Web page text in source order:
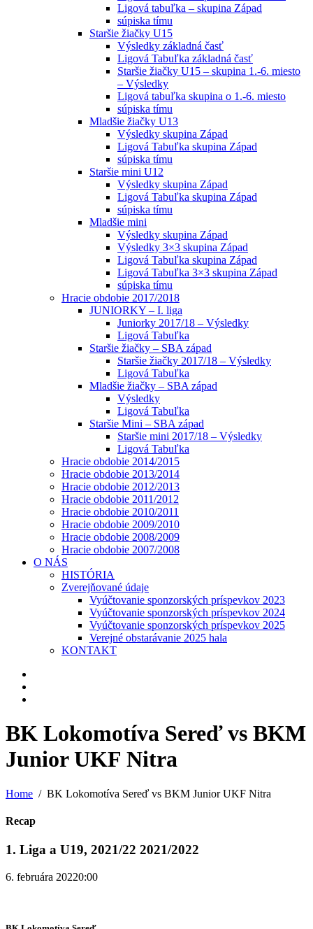
Ligová tabuľka – skupina Západ
súpiska tímu
Staršie žiačky U15
Výsledky základná časť
Ligová Tabuľka základná časť
Staršie žiačky U15 – skupina 1.-6. miesto
– Výsledky
Ligová tabuľka skupina o 1.-6. miesto
súpiska tímu
Mladšie žiačky U13
Výsledky skupina Západ
Ligová Tabuľka skupina Západ
súpiska tímu
Staršie mini U12
Výsledky skupina Západ
Ligová Tabuľka skupina Západ
súpiska tímu
Mladšie mini
Výsledky skupina Západ
Výsledky 3×3 skupina Západ
Ligová Tabuľka skupina Západ
Ligová Tabuľka 3×3 skupina Západ
súpiska tímu
Hracie obdobie 2017/2018
JUNIORKY – I. liga
Juniorky 2017/18 – Výsledky
Ligová Tabuľka
Staršie žiačky – SBA západ
Staršie žiačky 2017/18 – Výsledky
Ligová Tabuľka
Mladšie žiačky – SBA západ
Výsledky
Ligová Tabuľka
Staršie Mini – SBA západ
Staršie mini 2017/18 – Výsledky
Ligová Tabuľka
Hracie obdobie 2014/2015
Hracie obdobie 2013/2014
Hracie obdobie 2012/2013
Hracie obdobie 2011/2012
Hracie obdobie 2010/2011
Hracie obdobie 2009/2010
Hracie obdobie 2008/2009
Hracie obdobie 2007/2008
O NÁS
HISTÓRIA
Zverejňované údaje
Vyúčtovanie sponzorských príspevkov 2023
Vyúčtovanie sponzorských príspevkov 2024
Vyúčtovanie sponzorských príspevkov 2025
Verejné obstarávanie 2025 hala
KONTAKT
BK Lokomotíva Sereď vs BKM
Junior UKF Nitra
Home BK Lokomotíva Sereď vs BKM Junior UKF Nitra
Recap
1. Liga a U19, 2021/22 2021/2022
6. februára 20220:00